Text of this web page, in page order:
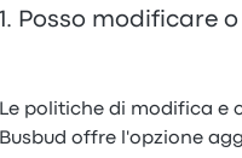
Posso modificare
Le politiche di modifica e
Busbud offre l'opzione